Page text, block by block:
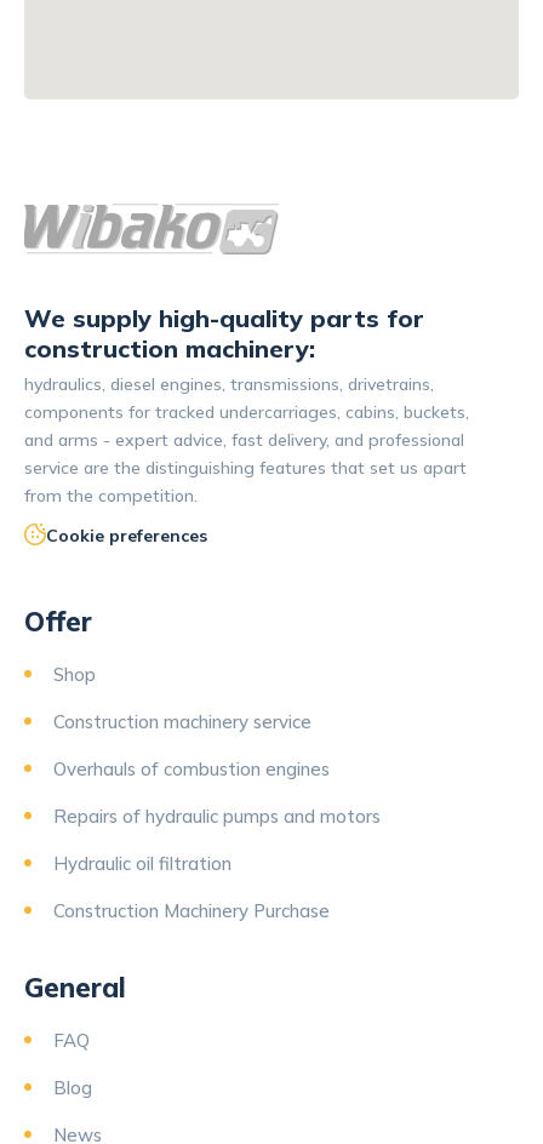
We supply high-quality parts for
construction machinery:
hydraulics, diesel engines, transmissions, drivetrains,
components for tracked undercarriages, cabins, buckets,
and arms - expert advice, fast delivery, and professional
service are the distinguishing features that set us apart
from the competition.
Cookie preferences
Offer
Shop
Construction machinery service
Overhauls of combustion engines
Repairs of hydraulic pumps and motors
Hydraulic oil filtration
Construction Machinery Purchase
General
FAQ
Blog
News